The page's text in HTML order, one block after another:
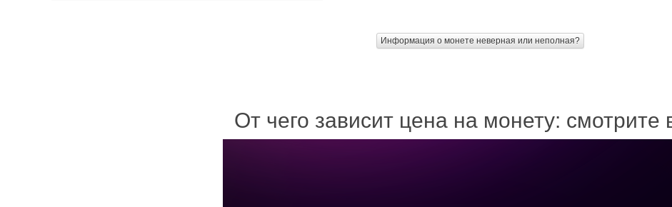
Информация о монете неверная или неполная?
От чего зависит цена на монету: смотрите